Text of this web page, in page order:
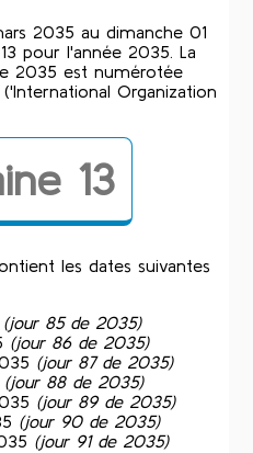
2035 au dimanche 01
pour l'année 2035. La
2035 est numérotée
Organization
13
les dates suivantes
(jour 85 de 2035)
(jour 86 de 2035)
(jour 87 de 2035)
(jour 88 de 2035)
(jour 89 de 2035)
(jour 90 de 2035)
(jour 91 de 2035)